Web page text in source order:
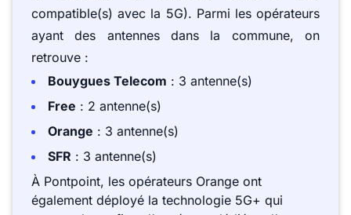
compatible(s) avec la 5G). Parmi les opérateurs
ayant des antennes dans la commune, on
retrouve :
Bouygues Telecom : 3 antenne(s)
Free : 2 antenne(s)
Orange : 3 antenne(s)
SFR : 3 antenne(s)
À Pontpoint, les opérateurs Orange ont
également déployé la technologie 5G+ qui